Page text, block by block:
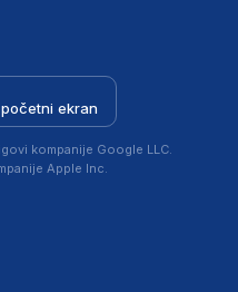
ekran
kompanije Google LLC.
Apple Inc.